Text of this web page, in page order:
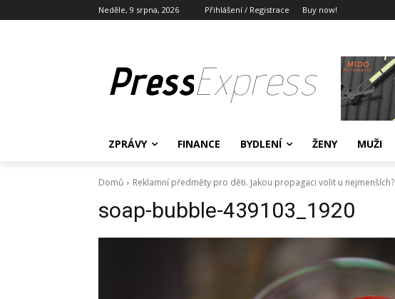
Neděle, 9 srpna, 2026 Přihlášení / Registrace Buy now!
PressExpress
ZPRÁVY FINANCE BYDLENÍ ŽENY MUŽI
Domů Reklamní předměty pro děti. Jakou propagaci volit u nejmenších?
soap-bubble-439103_1920